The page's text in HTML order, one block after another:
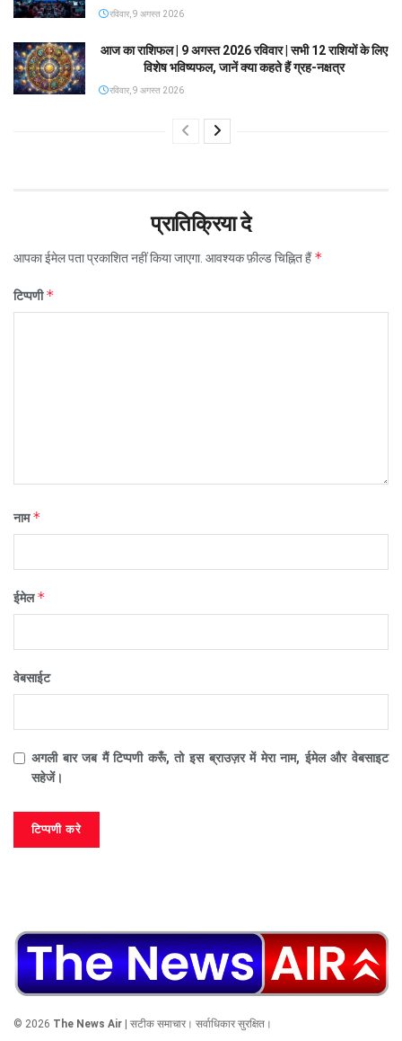
रविवार, 9 अगस्त 2026
आज का राशिफल | 9 अगस्त 2026 रविवार | सभी 12 राशियों के लिए
विशेष भविष्यफल, जानें क्या कहते हैं ग्रह-नक्षत्र
रविवार, 9 अगस्त 2026
प्रातिक्रिया दे
आपका ईमेल पता प्रकाशित नहीं किया जाएगा. आवश्यक फ़ील्ड चिह्नित हैं*
टिप्पणी*
नाम*
ईमेल*
वेबसाईट
अगली बार जब मैं टिप्पणी करूँ, तो इस ब्राउज़र में मेरा नाम, ईमेल और वेबसाइट
सहेजें।
© 2026 The News Air | सटीक समाचार। सर्वाधिकार सुरक्षित।